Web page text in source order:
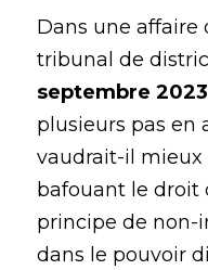
Dans une
tribunal de
septembre 2023
plusieurs pas en
vaudrait-il mieux
bafouant le droit
principe de non-
dans le pouvoir